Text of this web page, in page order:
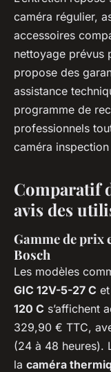
caméra régulier,
accessoires
nettoyage prévus
propose des
assistance
programme de
professionnels
caméra
Comparatif
avis des
Gamme de prix
Bosch
Les modèles
GIC 12V-5-27 C
120 C s’affichent
329,90 € TTC,
(24 à 48 heures).
la caméra